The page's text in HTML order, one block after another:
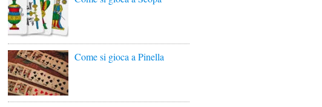
Come si gioca a Pinella